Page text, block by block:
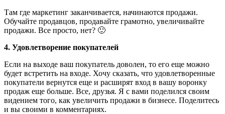
Там где маркетинг заканчивается, начинаются продажи.
Обучайте продавцов, продавайте грамотно, увеличивайте
продажи. Все просто, нет? 🙂
4. Удовлетворение покупателей
Если на выходе ваш покупатель доволен, то его еще можно
будет встретить на входе. Хочу сказать, что удовлетворенные
покупатели вернутся еще и расширят вход в вашу воронку
продаж еще больше. Все, друзья. Я с вами поделился своим
видением того, как увеличить продажи в бизнесе. Поделитесь
и вы своими в комментариях.